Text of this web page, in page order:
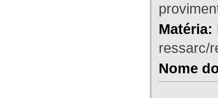
Matéria:
ressarc/
Nome